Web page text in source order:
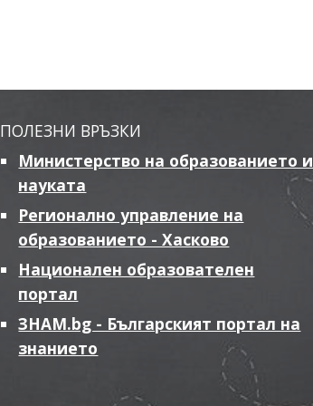
ПОЛЕЗНИ ВРЪЗКИ
Министерство на образованието и
науката
Регионално управление на
образованието - Хасково
Национален образователен
портал
ЗНАМ.bg - Българският портал на
знанието